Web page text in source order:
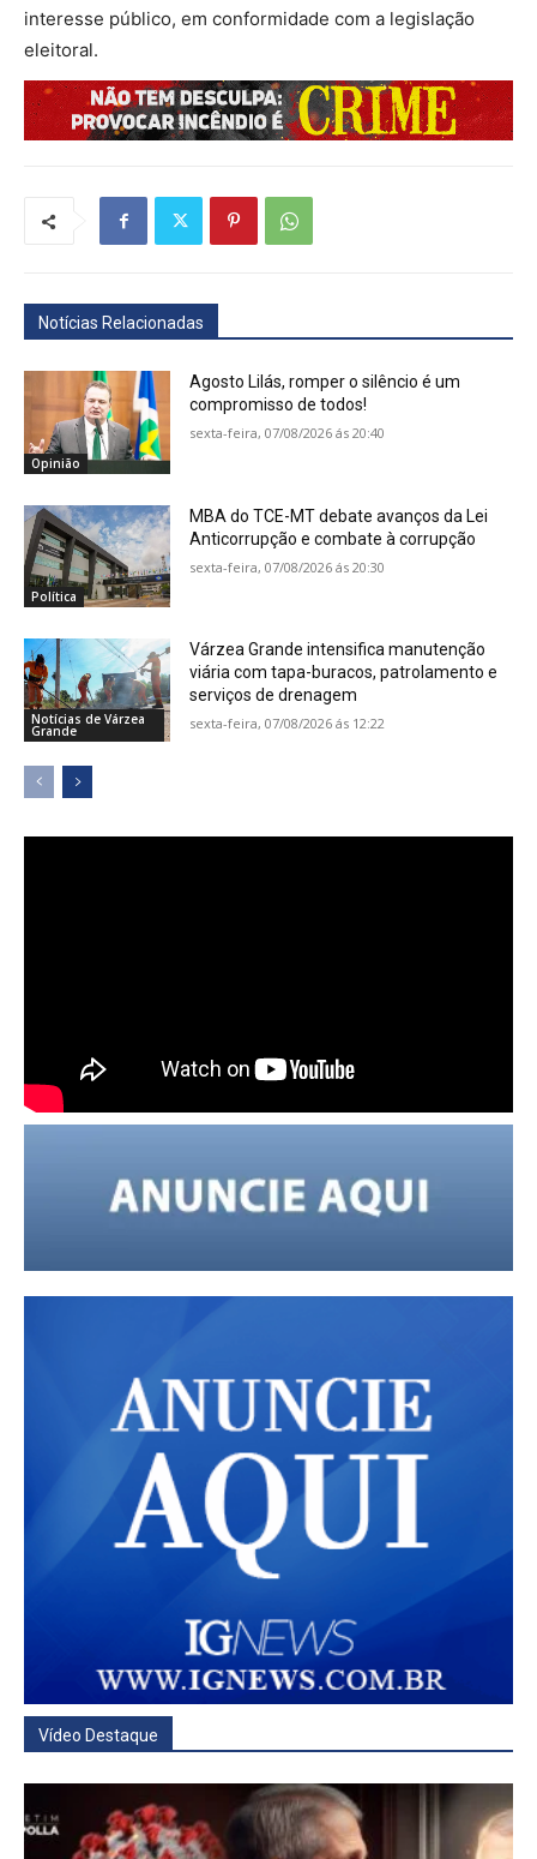
interesse público, em conformidade com a legislação
eleitoral.
Notícias Relacionadas
Opinião
Agosto Lilás, romper o silêncio é um
compromisso de todos!
sexta-feira, 07/08/2026 ás 20:40
Política
MBA do TCE-MT debate avanços da Lei
Anticorrupção e combate à corrupção
sexta-feira, 07/08/2026 ás 20:30
Notícias de Várzea
Grande
Várzea Grande intensifica manutenção
viária com tapa-buracos, patrolamento e
serviços de drenagem
sexta-feira, 07/08/2026 ás 12:22
Vídeo Destaque